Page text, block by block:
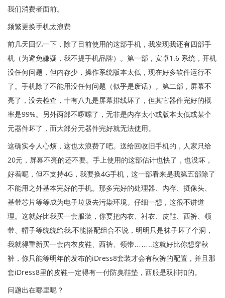
我们消费者面前。
频繁更换手机太浪费
前几天回忆一下，除了目前使用的这部手机，我发现我还有四部手
机（为避免嫌疑，我不提手机品牌）。第一部，安卓1.6 系统，开机
没任何问题，但内存少，操作系统版本太低，现在好多软件运行不
了。手机除了不能用没任何问题（似乎是废话）。第二部，屏幕不
亮了，没去检查，十有八九是屏幕排线坏了，但其它器件完好的概
率是99%。另外两部不啰嗦了，无非是内存太小或版本太低或某个
元器件坏了，而大部分元器件完好就无法使用。
这确实令人心烦，这也太浪费了吧。送给回收旧手机的，人家只给
20元，屏幕不亮的还不要。手上使用的这部估计也快了，也没坏，
好着呢，但不支持4G，我要换4G手机，这一部看来是我第五部除了
不能用之外基本完好的手机。那多完好的处理器、内存、摄像头、
基带芯片等等成为电子垃圾去污染环境。仔细一想，这很不讲道
理。这就好比我买一套服装，你要把内衣、衬衣、皮鞋、西裤、领
带、帽子等统统给我,不能搭配组合不说，明明只是袜子坏了个洞，
我就得重新买一套内衣皮鞋、西裤、领带……..这就好比你想穿秋
裤，你只能等明年的发布的iDress8套装才会有秋裤的配置，并且那
套iDress8里的皮鞋一定得有一付防臭鞋垫，西服是双排扣的。
问题出在哪里呢？